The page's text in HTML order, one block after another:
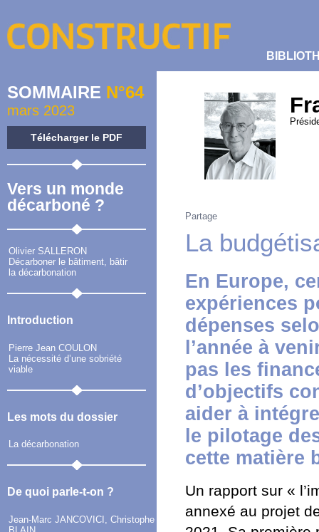
SOMMAIRE N°64
mars 2023
Télécharger le PDF
Vers un monde
décarboné ?
Olivier SALLERON
Décarboner le bâtiment, bâtir
la décarbonation
Introduction
Pierre Jean COULON
La nécessité d’une sobriété
viable
Les mots du dossier
La décarbonation
De quoi parle-t-on ?
Jean-Marc JANCOVICI, Christophe
Partage
La
En Europe,
expériences
dépenses
l’année à
pas les
d’objectifs
aider à
le pilotage
cette matière
Un rapport sur «
annexé au projet